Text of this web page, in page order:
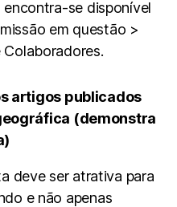
se disponível
em questão >
artigos publicados
(demonstra
deve ser atrativa para
e não apenas